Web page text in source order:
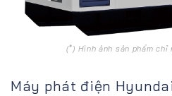
(*) Hình ảnh sản phẩm chỉ
Máy phát điện